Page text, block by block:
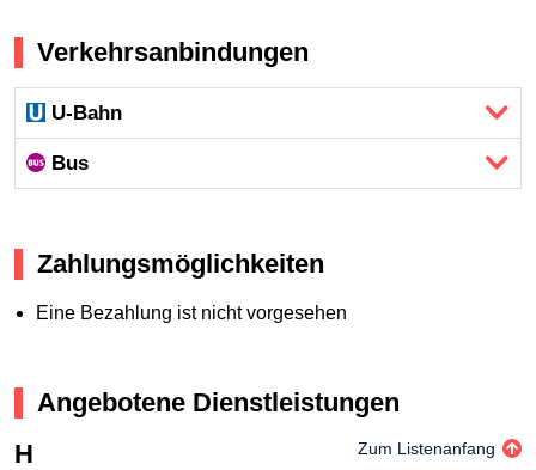
Verkehrsanbindungen
U-Bahn
Bus
Zahlungsmöglichkeiten
Eine Bezahlung ist nicht vorgesehen
Angebotene Dienstleistungen
H
Zum Listenanfang